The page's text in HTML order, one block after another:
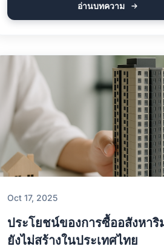
อ่านบทความ
Oct 17, 2025
ประโยชน์ของการซื้ออสังหา
ยังไม่สร้างในประเทศไทย